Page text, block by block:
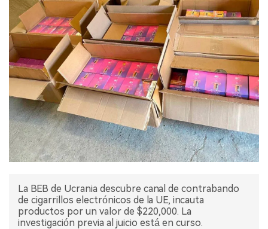
ENTREVISTA
La BEB de Ucrania descubre canal de contrabando
de cigarrillos electrónicos de la UE, incauta
productos por un valor de $220,000. La
investigación previa al juicio está en curso.